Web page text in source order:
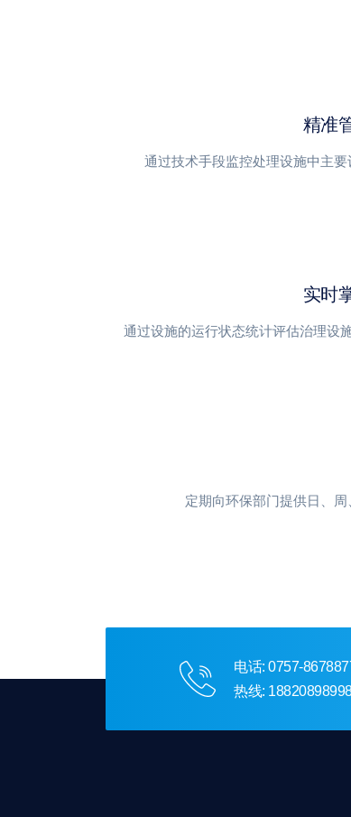
精准
通过技术手段监控处理设施中主
实时
通过设施的运行状态统计评估治理设
定期向环保部门提供日、
电话: 0757-
热线: